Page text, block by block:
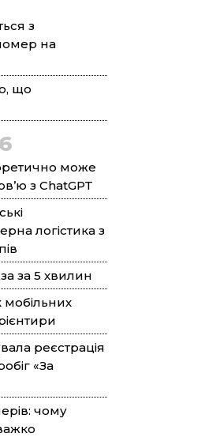
з
на
що
може
з ChatGPT
логістика з
за 5 хвилин
реєстрація
«За
чому